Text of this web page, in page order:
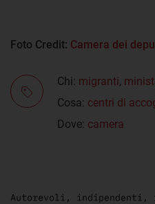
Foto Credit: Camera dei
Chi: migranti,
Cosa: centri di
Dove: camera